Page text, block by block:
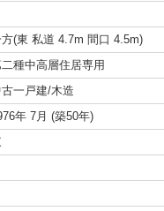
(東 私道 4.7m 間口 4.5m)
種中高層住居専用
一戸建/木造
年 7月 (築50年)